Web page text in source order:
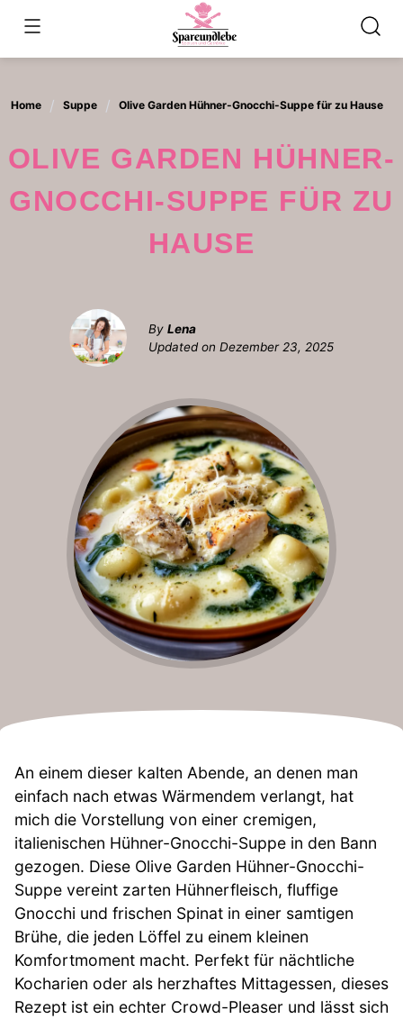
content
Home Suppe Olive Garden Hühner-Gnocchi-Suppe für zu Hause
OLIVE GARDEN HÜHNER-
GNOCCHI-SUPPE FÜR ZU
HAUSE
By Lena
Updated on Dezember 23, 2025
An einem dieser kalten Abende, an denen man
einfach nach etwas Wärmendem verlangt, hat
mich die Vorstellung von einer cremigen,
italienischen Hühner-Gnocchi-Suppe in den Bann
gezogen. Diese Olive Garden Hühner-Gnocchi-
Suppe vereint zarten Hühnerfleisch, fluffige
Gnocchi und frischen Spinat in einer samtigen
Brühe, die jeden Löffel zu einem kleinen
Komfortmoment macht. Perfekt für nächtliche
Kocharien oder als herzhaftes Mittagessen, dieses
Rezept ist ein echter Crowd-Pleaser und lässt sich